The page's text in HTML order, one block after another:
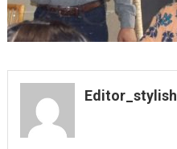
Editor_stylish